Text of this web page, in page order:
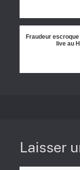
Fraudeur
live au
Laisser